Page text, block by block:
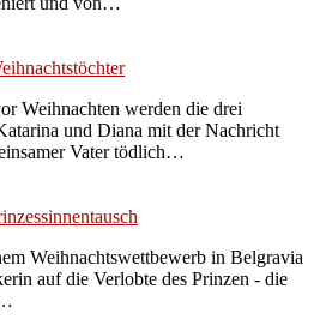
Weihnachten werden die drei
und Diana mit der Nachricht
Vater tödlich…
Weihnachtswettbewerb in Belgravia
auf die Verlobte des Prinzen - die